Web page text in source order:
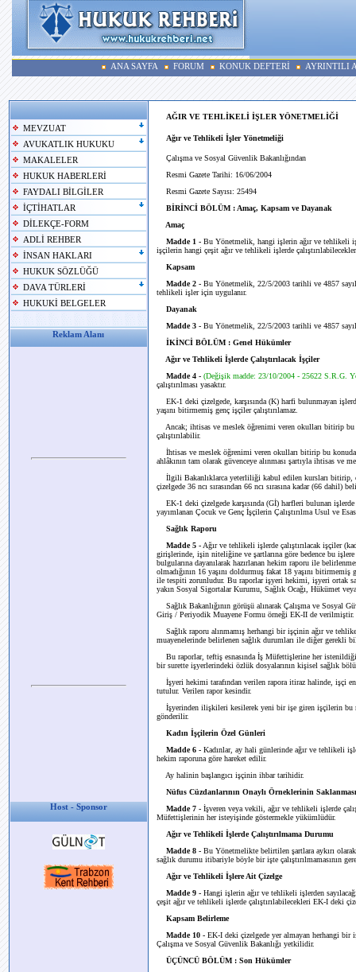
ANA SAYFA FORUM KONUK DEFTERİ AYRINTILI
MEVZUAT
AVUKATLIK HUKUKU
MAKALELER
HUKUK HABERLERİ
FAYDALI BİLGİLER
İÇTİHATLAR
DİLEKÇE-FORM
ADLİ REHBER
İNSAN HAKLARI
HUKUK SÖZLÜĞÜ
DAVA TÜRLERİ
HUKUKİ BELGELER
Reklam Alanı
Host - Sponsor
AĞIR VE TEHLİKELİ İŞLER YÖNETMELİĞİ
Ağır ve Tehlikeli İşler Yönetmeliği
Çalışma ve Sosyal Güvenlik Bakanlığından
Resmi Gazete Tarihi: 16/06/2004
Resmi Gazete Sayısı: 25494
BİRİNCİ BÖLÜM : Amaç, Kapsam ve Dayanak
Amaç
Madde 1 - Bu Yönetmelik, hangi işlerin ağır ve tehlikeli
işçilerin hangi çeşit ağır ve tehlikeli işlerde
Kapsam
Madde 2 - Bu Yönetmelik, 22/5/2003 tarihli ve 4857
tehlikeli işler için uygulanır.
Dayanak
Madde 3 - Bu Yönetmelik, 22/5/2003 tarihli ve 4857
İKİNCİ BÖLÜM : Genel Hükümler
Ağır ve Tehlikeli İşlerde Çalıştırılacak İşçiler
Madde 4 - (Değişik madde: 23/10/2004 - 25622 S.R.G.
çalıştırılması yasaktır.
EK-1 deki çizelgede, karşısında (K) harfi bulunmayan
yaşını bitirmemiş genç işçiler çalıştırılamaz.
Ancak; ihtisas ve meslek öğrenimi veren okulları bitirip bu
çalıştırılabilir.
İhtisas ve meslek öğrenimi veren okulları bitirip bu
ahlâkının tam olarak güvenceye alınması şartıyla ihtisas ve
İlgili Bakanlıklarca yeterliliği kabul edilen kursları bitirip,
çizelgede 36 ncı sırasından 66 ncı sırasına kadar (66 dahil)
EK-1 deki çizelgede karşısında (Gİ) harfleri bulunan
yayımlanan Çocuk ve Genç İşçilerin Çalıştırılma Usul ve
Sağlık Raporu
Madde 5 - Ağır ve tehlikeli işlerde çalıştırılacak işçiler
girişlerinde, işin niteliğine ve şartlarına göre bedence bu
bulgularına dayanılarak hazırlanan hekim raporu ile
olmadığının 16 yaşını doldurmuş fakat 18 yaşını
ile tespiti zorunludur. Bu raporlar işyeri hekimi, işyeri ortak
yakın Sosyal Sigortalar Kurumu, Sağlık Ocağı, Hükümet
Sağlık Bakanlığının görüşü alınarak Çalışma ve Sosyal
Giriş / Periyodik Muayene Formu örneği EK-II de verilmiştir.
Sağlık raporu alınmamış herhangi bir işçinin ağır ve
muayenelerinde belirlenen sağlık durumları ile diğer gerekli
Bu raporlar, teftiş esnasında İş Müfettişlerine her
bir surette işyerlerindeki özlük dosyalarının kişisel sağlık
İşyeri hekimi tarafından verilen rapora itiraz halinde, işçi
tutulur. Verilen rapor kesindir.
İşyerinden ilişkileri kesilerek yeni bir işe giren işçilerin bu
gönderilir.
Kadın İşçilerin Özel Günleri
Madde 6 - Kadınlar, ay hali günlerinde ağır ve tehlikeli
hekim raporuna göre hareket edilir.
Ay halinin başlangıcı işçinin ihbar tarihidir.
Nüfus Cüzdanlarının Onaylı Örneklerinin Saklanması
Madde 7 - İşveren veya vekili, ağır ve tehlikeli işlerde
Müfettişlerinin her isteyişinde göstermekle yükümlüdür.
Ağır ve Tehlikeli İşlerde Çalıştırılmama Durumu
Madde 8 - Bu Yönetmelikte belirtilen şartlara aykırı
sağlık durumu itibariyle böyle bir işte çalıştırılmamasının
Ağır ve Tehlikeli İşlere Ait Çizelge
Madde 9 - Hangi işlerin ağır ve tehlikeli işlerden
çeşit ağır ve tehlikeli işlerde çalıştırılabilecekleri EK-I deki
Kapsam Belirleme
Madde 10 - EK-I deki çizelgede yer almayan herhangi bir
Çalışma ve Sosyal Güvenlik Bakanlığı yetkilidir.
ÜÇÜNCÜ BÖLÜM : Son Hükümler